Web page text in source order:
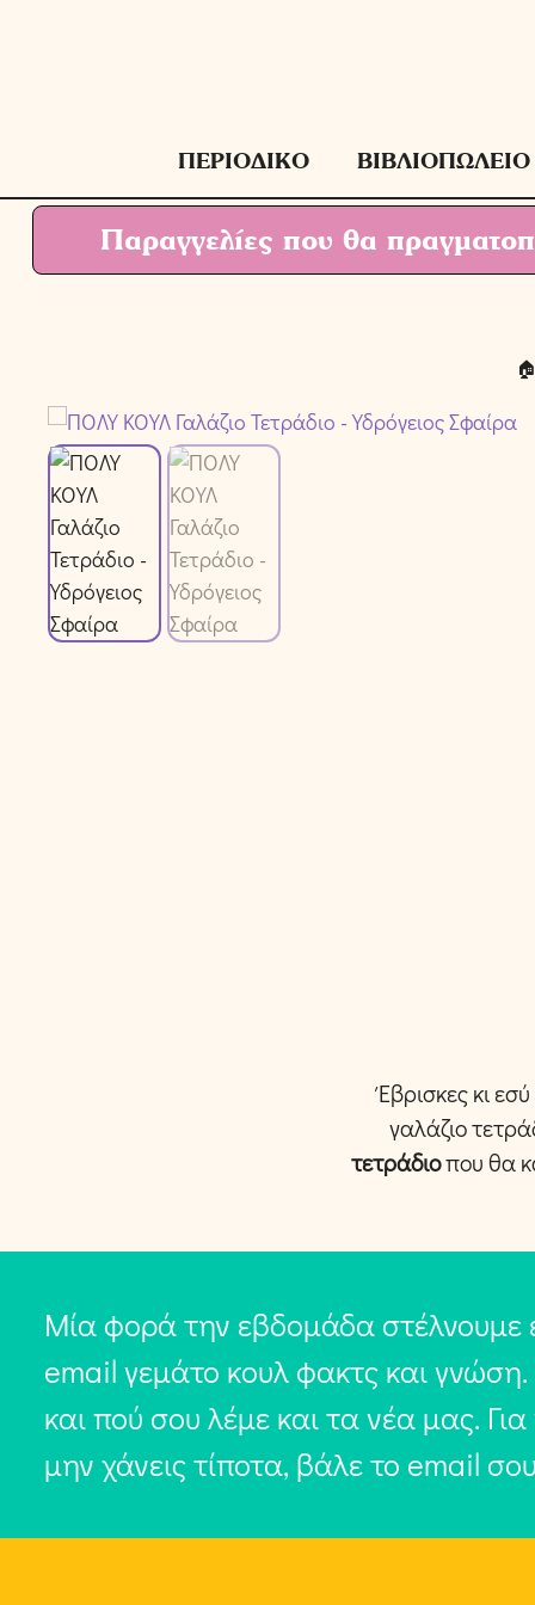
ΠΕΡΙΟΔΙΚΟ ΒΙΒΛΙΟΠΩΛΕΙΟ
Παραγγελίες που θα
Έβρισκες κι
γαλάζιο
τετράδιοπου θα
Μία φορά την εβδομάδα στέλνουμε
email γεμάτο κουλ φακτς και
και πού σου λέμε και τα νέα μας.
μην χάνεις τίποτα, βάλε το email